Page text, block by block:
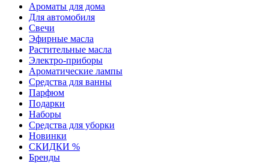
Ароматы для дома
Для автомобиля
Свечи
Эфирные масла
Растительные масла
Электро-приборы
Ароматические лампы
Средства для ванны
Парфюм
Подарки
Наборы
Средства для уборки
Новинки
СКИДКИ %
Бренды